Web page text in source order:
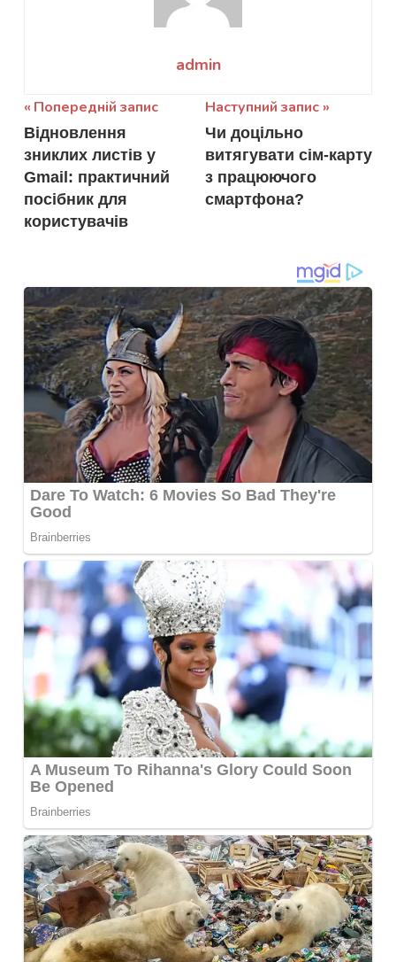
admin
Навігація
записів
Попередній запис
Відновлення
зниклих листів у
Gmail: практичний
посібник для
користувачів
Наступний запис
Чи доцільно
витягувати сім-карту
з працюючого
смартфона?